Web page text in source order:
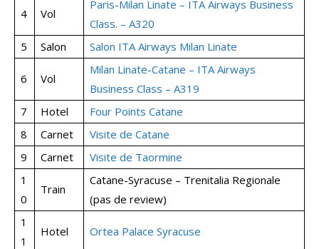
4 Vol
Paris-Milan Linate – ITA Airways Business
Class. – A320
5
Salon Salon ITA Airways Milan Linate
6 Vol
Milan Linate-Catane – ITA Airways
Business Class – A319
7
Hotel
Four Points Catane
8
Carnet
Visite de Catane
9
Carnet
Visite de Taormine
1
0
Train
Catane-Syracuse – Trenitalia Regionale
(pas de review)
1
1
Hotel Ortea Palace Syracuse